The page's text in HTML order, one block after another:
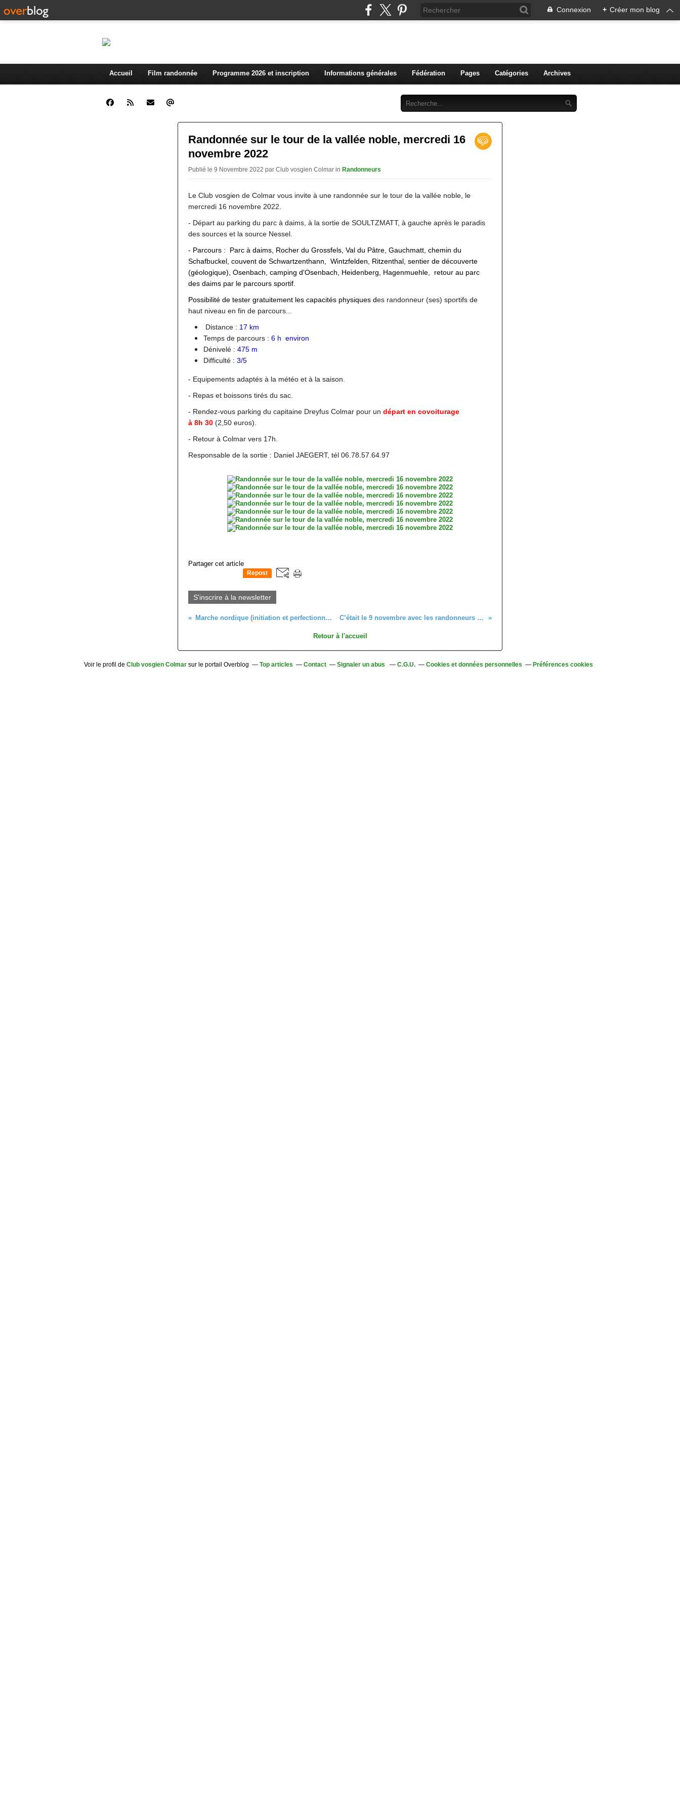
Connexion + Créer mon blog
Accueil Film randonnée Programme 2026 et inscription Informations générales Fédération Pages Catégories Archives
Randonnée sur le tour de la vallée noble, mercredi 16
novembre 2022
Publié le 9 Novembre 2022 par Club vosgien Colmar in Randonneurs
Le Club vosgien de Colmar vous invite à une randonnée sur le tour de la vallée noble, le
mercredi 16 novembre 2022.
- Départ au parking du parc à daims, à la sortie de SOULTZMATT, à gauche après le paradis
des sources et la source Nessel.
- Parcours : Parc à daims, Rocher du Grossfels, Val du Pâtre, Gauchmatt, chemin du
Schafbuckel, couvent de Schwartzenthann, Wintzfelden, Ritzenthal, sentier de découverte
(géologique), Osenbach, camping d'Osenbach, Heidenberg, Hagenmuehle, retour au parc
des daims par le parcours sportif.
Possibilité de tester gratuitement les capacités physiques des randonneur (ses) sportifs de
haut niveau en fin de parcours...
Distance : 17 km
Temps de parcours : 6 h environ
Dénivelé : 475 m
Difficulté : 3/5
- Equipements adaptés à la météo et à la saison.
- Repas et boissons tirés du sac.
- Rendez-vous parking du capitaine Dreyfus Colmar pour un départ en covoiturage
à 8h 30 (2,50 euros).
- Retour à Colmar vers 17h.
Responsable de la sortie : Daniel JAEGERT, tél 06.78.57.64.97
Partager cet article
Repost
S'inscrire à la newsletter
Marche nordique (initiation et perfectionnement), lundi 14 novembre 2022 C’était le 9 novembre avec les randonneurs : de Ribeauvillé au Schelmenkopf
Retour à l'accueil
Voir le profil de Club vosgien Colmar sur le portail Overblog Top articles Contact Signaler un abus C.G.U. Cookies et données personnelles Préférences cookies